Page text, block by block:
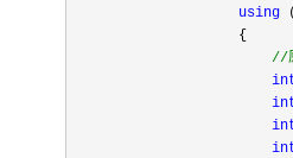
using
                    {
//